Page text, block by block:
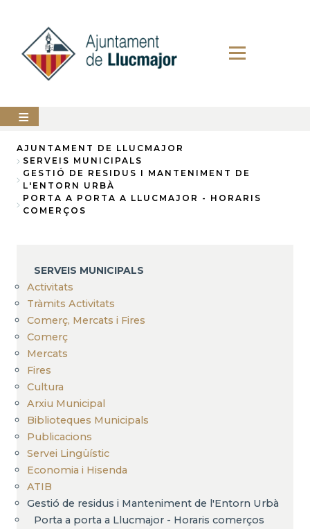
contingut
AJUNTAMENT
LLUCMAJOR
SERVEIS
MUNICIPALS
ANUNCIS
Fil
d'Ariadna
AJUNTAMENT DE LLUCMAJOR
SERVEIS MUNICIPALS
GESTIÓ DE RESIDUS I MANTENIMENT DE
L'ENTORN URBÀ
PORTA A PORTA A LLUCMAJOR - HORARIS
COMERÇOS
SERVEIS MUNICIPALS
Activitats
Tràmits Activitats
Comerç, Mercats i Fires
Comerç
Mercats
Fires
Cultura
Arxiu Municipal
Biblioteques Municipals
Publicacions
Servei Lingüístic
Economia i Hisenda
ATIB
Gestió de residus i Manteniment de l'Entorn Urbà
Porta a porta a Llucmajor - Horaris comerços